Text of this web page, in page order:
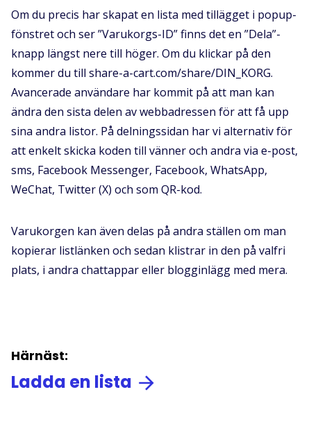
Om du precis har skapat en lista med tillägget i popup-
fönstret och ser ”Varukorgs-ID” finns det en ”Dela”-
knapp längst nere till höger. Om du klickar på den
kommer du till share-a-cart.com/share/DIN_KORG.
Avancerade användare har kommit på att man kan
ändra den sista delen av webbadressen för att få upp
sina andra listor. På delningssidan har vi alternativ för
att enkelt skicka koden till vänner och andra via e-post,
sms, Facebook Messenger, Facebook, WhatsApp,
WeChat, Twitter (X) och som QR-kod.
Varukorgen kan även delas på andra ställen om man
kopierar listlänken och sedan klistrar in den på valfri
plats, i andra chattappar eller blogginlägg med mera.
Härnäst:
Ladda en lista